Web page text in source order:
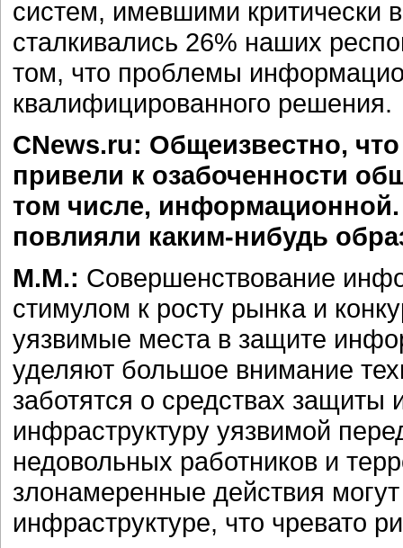
систем, имевшими критически
сталкивались 26% наших
том, что проблемы
квалифицированного решения.
CNews.ru: Общеизвестно,
привели к озабоченности
том числе,
повлияли каким-нибудь
М.М.: Совершенствование
стимулом к росту рынка и
уязвимые места в защите
уделяют большое внимание
заботятся о средствах
инфраструктуру уязвимой
недовольных работников и
злонамеренные действия
инфраструктуре, что чревато